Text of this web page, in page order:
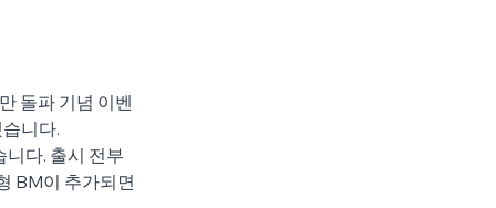
돌파 기념 이벤
니다.
니다. 출시 전부
BM이 추가되면